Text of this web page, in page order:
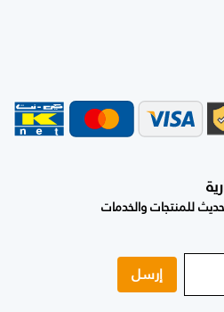
للمنتجات والخدمات
إرسل